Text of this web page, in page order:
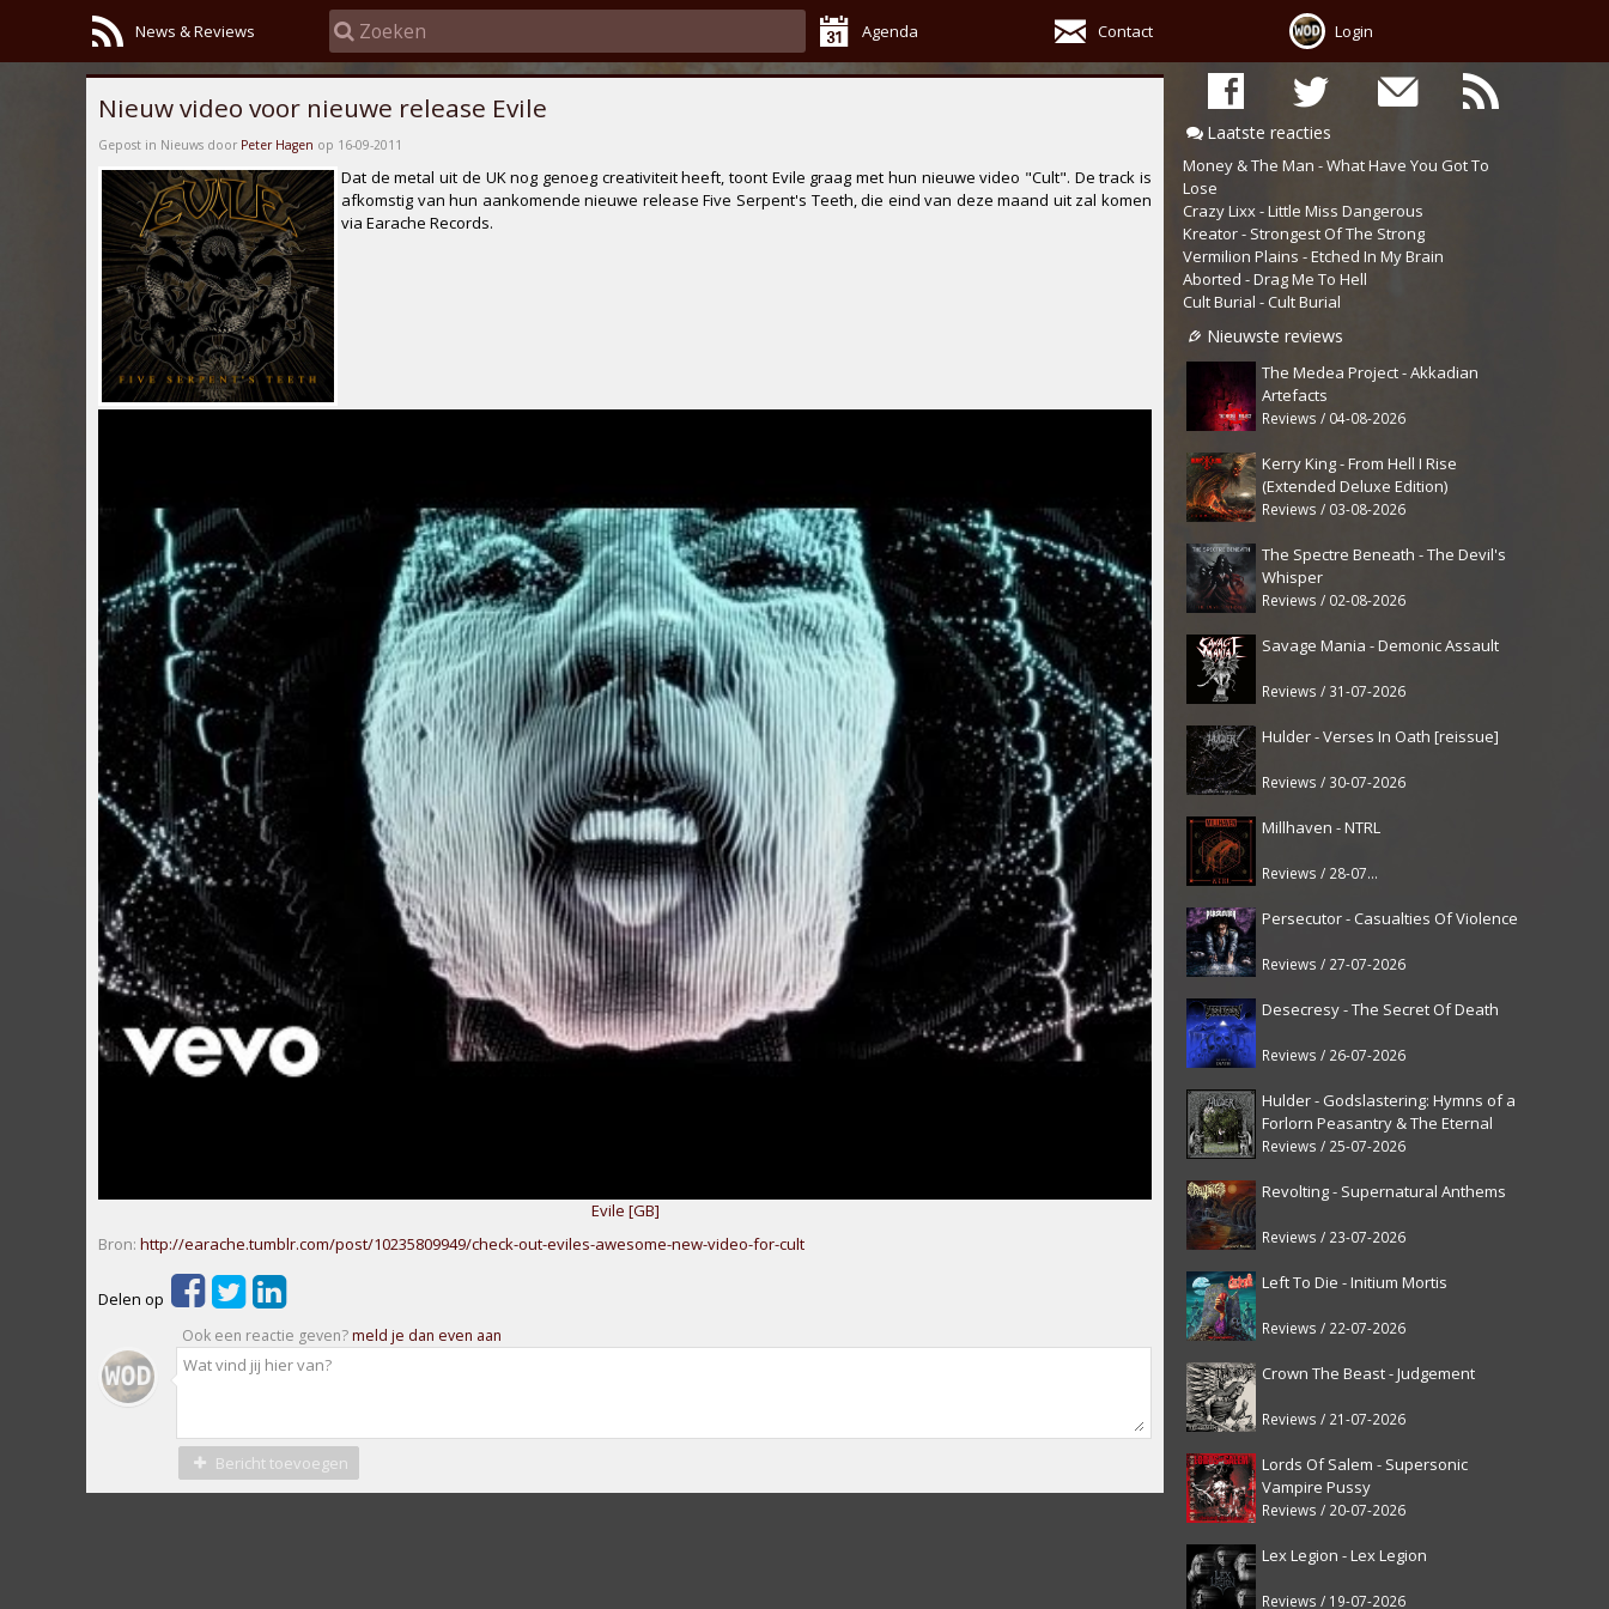
News & Reviews Agenda Contact Login
Laatste reacties
Money & The Man - What Have You Got To
Lose
Crazy Lixx - Little Miss Dangerous
Kreator - Strongest Of The Strong
Vermilion Plains - Etched In My Brain
Aborted - Drag Me To Hell
Cult Burial - Cult Burial
Nieuwste reviews
The Medea Project - Akkadian
Artefacts
Reviews / 04-08-2026
Kerry King - From Hell I Rise
(Extended Deluxe Edition)
Reviews / 03-08-2026
The Spectre Beneath - The Devil's
Whisper
Reviews / 02-08-2026
Savage Mania - Demonic Assault
Reviews / 31-07-2026
Hulder - Verses In Oath [reissue]
Reviews / 30-07-2026
Millhaven - NTRL
Reviews / 28-07-2026
Persecutor - Casualties Of Violence
Reviews / 27-07-2026
Desecresy - The Secret Of Death
Reviews / 26-07-2026
Hulder - Godslastering: Hymns of a
Forlorn Peasantry & The Eternal
Fanfare [reissue]
Reviews / 25-07-2026
Revolting - Supernatural Anthems
Reviews / 23-07-2026
Left To Die - Initium Mortis
Reviews / 22-07-2026
Crown The Beast - Judgement
Reviews / 21-07-2026
Lords Of Salem - Supersonic
Vampire Pussy
Reviews / 20-07-2026
Lex Legion - Lex Legion
Reviews / 19-07-2026
Nieuw video voor nieuwe release Evile
Gepost in Nieuws door Peter Hagen op 16-09-2011
Dat de metal uit de UK nog genoeg creativiteit heeft, toont Evile graag met hun nieuwe video "Cult". De track is
afkomstig van hun aankomende nieuwe releaseFive Serpent's Teeth, die eind van deze maand uit zal komen
via Earache Records.
Evile [GB]
Bron: http://earache.tumblr.com/post/10235809949/check-out-eviles-awesome-new-video-for-cult
Delen op
Ook een reactie geven?meld je dan even aan
Bericht toevoegen